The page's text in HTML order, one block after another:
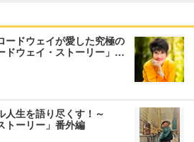
ードウェイが愛した究極の
ドウェイ・ストーリー」…
人生を語り尽くす！～
トーリー」番外編